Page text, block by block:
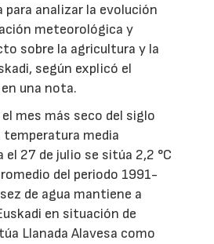
para analizar la evolución
meteorológica y
sobre la agricultura y la
según explicó el
una nota.
mes más seco del siglo
temperatura media
27 de julio se sitúa 2,2 °C
del periodo 1991-
de agua mantiene a
en situación de
Llanada Alavesa como